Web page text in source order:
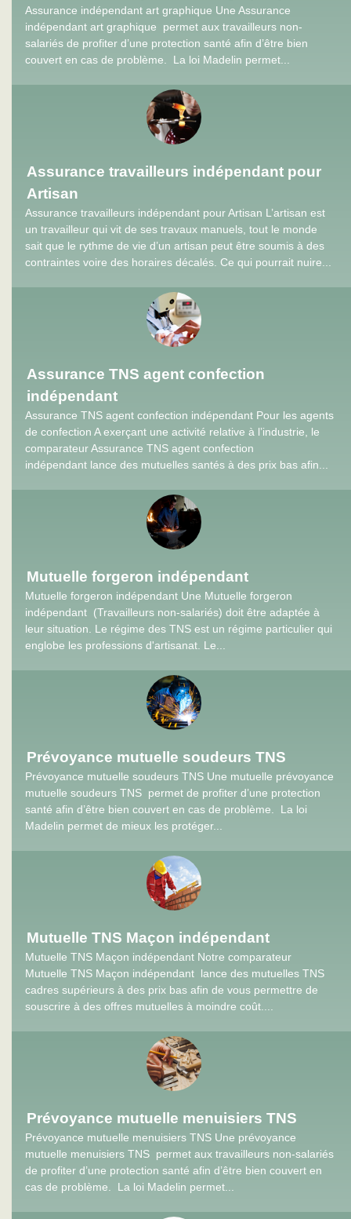
Assurance indépendant art graphique Une Assurance
indépendant art graphique permet aux travailleurs non-
salariés de profiter d’une protection santé afin d’être bien
couvert en cas de problème. La loi Madelin permet...
Assurance travailleurs indépendant pour
Artisan
Assurance travailleurs indépendant pour Artisan L’artisan est
un travailleur qui vit de ses travaux manuels, tout le monde
sait que le rythme de vie d’un artisan peut être soumis à des
contraintes voire des horaires décalés. Ce qui pourrait nuire...
Assurance TNS agent confection
indépendant
Assurance TNS agent confection indépendant Pour les agents
de confection A exerçant une activité relative à l’industrie, le
comparateur Assurance TNS agent confection
indépendant lance des mutuelles santés à des prix bas afin...
Mutuelle forgeron indépendant
Mutuelle forgeron indépendant Une Mutuelle forgeron
indépendant (Travailleurs non-salariés) doit être adaptée à
leur situation. Le régime des TNS est un régime particulier qui
englobe les professions d'artisanat. Le...
Prévoyance mutuelle soudeurs TNS
Prévoyance mutuelle soudeurs TNS Une mutuelle prévoyance
mutuelle soudeurs TNS permet de profiter d’une protection
santé afin d’être bien couvert en cas de problème. La loi
Madelin permet de mieux les protéger...
Mutuelle TNS Maçon indépendant
Mutuelle TNS Maçon indépendant Notre comparateur
Mutuelle TNS Maçon indépendant lance des mutuelles TNS
cadres supérieurs à des prix bas afin de vous permettre de
souscrire à des offres mutuelles à moindre coût....
Prévoyance mutuelle menuisiers TNS
Prévoyance mutuelle menuisiers TNS Une prévoyance
mutuelle menuisiers TNS permet aux travailleurs non-salariés
de profiter d’une protection santé afin d’être bien couvert en
cas de problème. La loi Madelin permet...